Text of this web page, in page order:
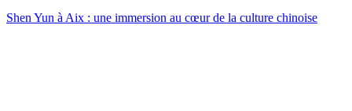
Shen Yun à Aix : une immersion au cœur de la culture chinoise